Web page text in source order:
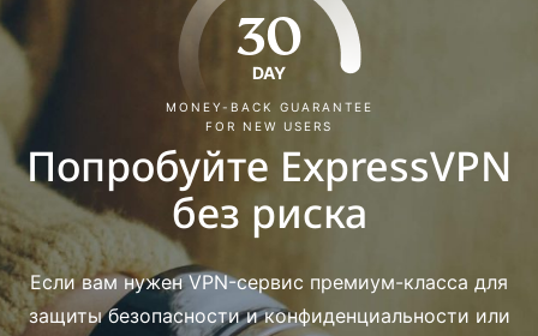
30
DAY
MONEY-BACK GUARANTEE
FOR NEW USERS
Попробуйте ExpressVPN
без риска
Если вам нужен VPN-сервис премиум-класса для
защиты безопасности и конфиденциальности или